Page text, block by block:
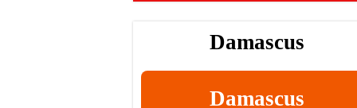
Damascus
Damascus